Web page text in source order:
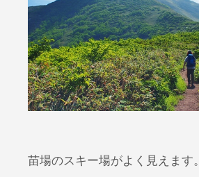
苗場のスキー場がよく見えます。